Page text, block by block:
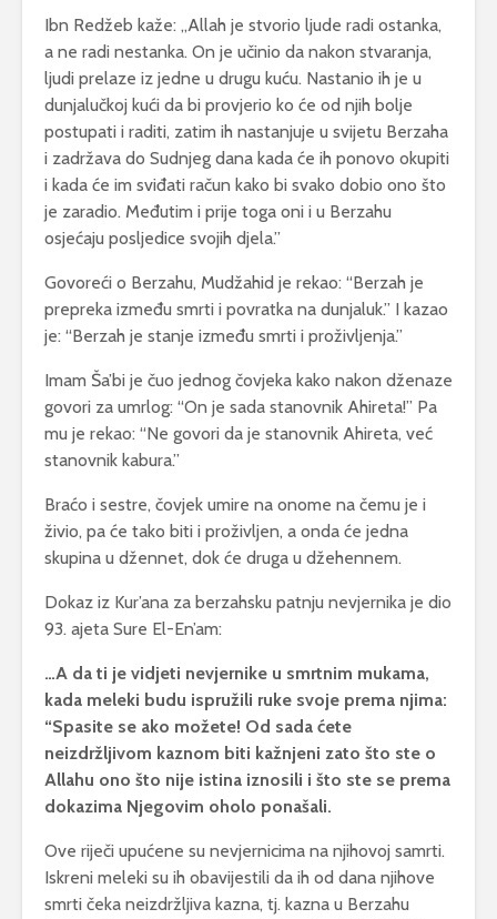
Ibn Redžeb kaže: „Allah je stvorio ljude radi ostanka,
a ne radi nestanka. On je učinio da nakon stvaranja,
ljudi prelaze iz jedne u drugu kuću. Nastanio ih je u
dunjalučkoj kući da bi provjerio ko će od njih bolje
postupati i raditi, zatim ih nastanjuje u svijetu Berzaha
i zadržava do Sudnjeg dana kada će ih ponovo okupiti
i kada će im sviđati račun kako bi svako dobio ono što
je zaradio. Međutim i prije toga oni i u Berzahu
osjećaju posljedice svojih djela.”
Govoreći o Berzahu, Mudžahid je rekao: “Berzah je
prepreka između smrti i povratka na dunjaluk.” I kazao
je: “Berzah je stanje između smrti i proživljenja.”
Imam Ša’bi je čuo jednog čovjeka kako nakon dženaze
govori za umrlog: “On je sada stanovnik Ahireta!” Pa
mu je rekao: “Ne govori da je stanovnik Ahireta, već
stanovnik kabura.”
Braćo i sestre, čovjek umire na onome na čemu je i
živio, pa će tako biti i proživljen, a onda će jedna
skupina u džennet, dok će druga u džehennem.
Dokaz iz Kur’ana za berzahsku patnju nevjernika je dio
93. ajeta Sure El-En’am:
…A da ti je vidjeti nevjernike u smrtnim mukama,
kada meleki budu ispruž‍ili ruke svoje prema njima:
“Spasite se ako mož‍ete! Od sada ćete
neizdrž‍ljivom kaznom biti ka‍žnjeni zato što ste o
Allahu ono što nije istina iznosili i što ste se prema
dokazima Njegovim oholo ponašali.
Ove riječi upućene su nevjernicima na njihovoj samrti.
Iskreni meleki su ih obavijestili da ih od dana njihove
smrti čeka neizdržljiva kazna, tj. kazna u Berzahu